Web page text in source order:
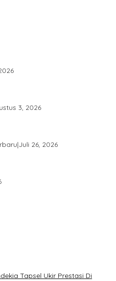
3, 2026
|Juli 26, 2026
Tapsel Ukir Prestasi Di